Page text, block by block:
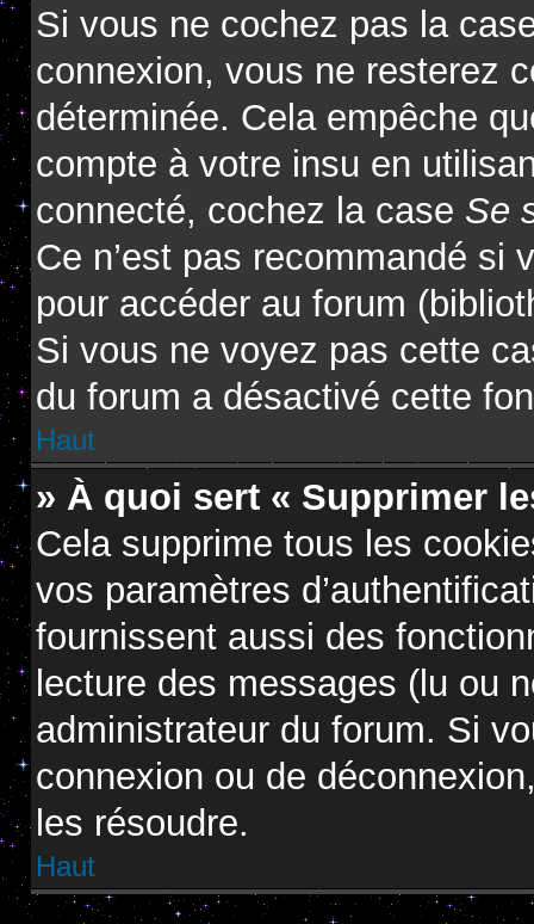
Si vous ne cochez pas la
connexion, vous ne resterez
déterminée. Cela empêche
compte à votre insu en
connecté, cochez la case Se
Ce n’est pas recommandé si
pour accéder au forum
Si vous ne voyez pas cette
du forum a désactivé cette
Haut
» À quoi sert « Supprimer
Cela supprime tous les
vos paramètres
fournissent aussi des
lecture des messages (lu ou
administrateur du forum. Si
connexion ou de
les résoudre.
Haut